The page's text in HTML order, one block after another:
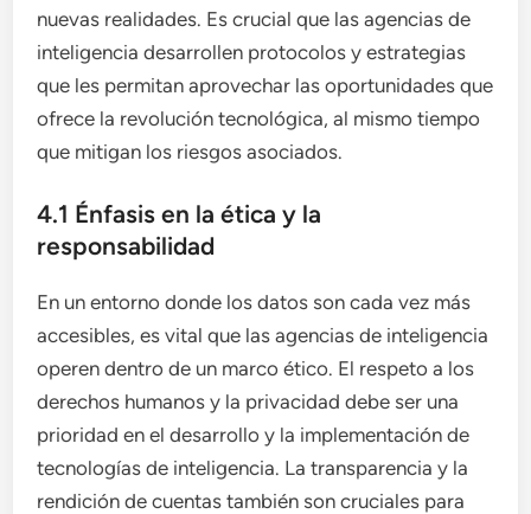
nuevas realidades. Es crucial que las agencias de
inteligencia desarrollen protocolos y estrategias
que les permitan aprovechar las oportunidades que
ofrece la revolución tecnológica, al mismo tiempo
que mitigan los riesgos asociados.
4.1 Énfasis en la ética y la
responsabilidad
En un entorno donde los datos son cada vez más
accesibles, es vital que las agencias de inteligencia
operen dentro de un marco ético. El respeto a los
derechos humanos y la privacidad debe ser una
prioridad en el desarrollo y la implementación de
tecnologías de inteligencia. La transparencia y la
rendición de cuentas también son cruciales para